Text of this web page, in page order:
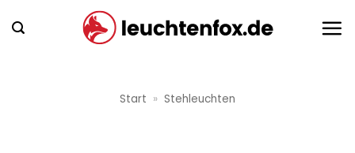
Inhalt
Start » Stehleuchten